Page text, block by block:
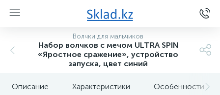
Волчки для мальчиков
Набор волчков с мечом ULTRA SPIN
«Яростное сражение», устройство
запуска, цвет синий
Описание Характеристики Особенности